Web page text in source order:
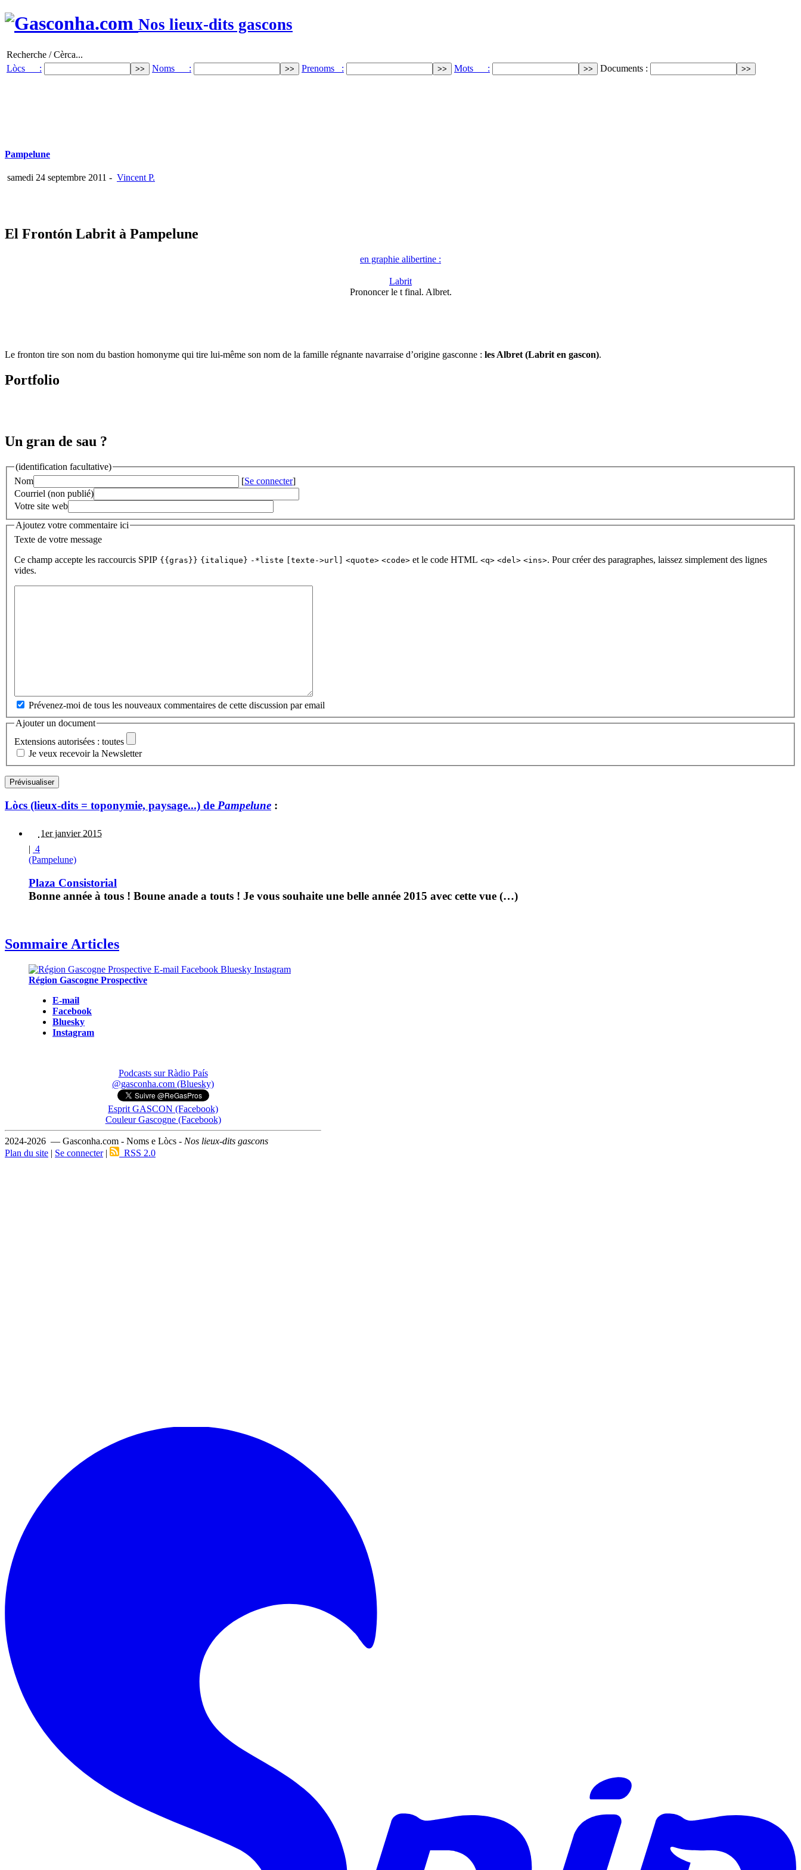
Nos lieux-dits gascons
Recherche / Cèrca...
Lòcs :
Noms : Prenoms : Mots : Documents :
Pampelune
samedi 24 septembre 2011 - Vincent P.
El Frontón Labrit à Pampelune
en graphie alibertine :
Labrit
Prononcer le t final. Albret.
Le fronton tire son nom du bastion homonyme qui tire lui-même son nom de la famille régnante navarraise d’origine gasconne : les Albret (Labrit en gascon).
Portfolio
Un gran de sau ?
(identification facultative)
Nom
[Se connecter]
Courriel (non publié)
Votre site web
Ajoutez votre commentaire ici
Texte de votre message
Ce champ accepte les raccourcis SPIP {{gras}} {italique} -*liste [texte->url] <quote> <code> et le code HTML <q> <del> <ins>. Pour créer des paragraphes, laissez simplement des lignes
vides.
Prévenez-moi de tous les nouveaux commentaires de cette discussion par email
Ajouter un document
Extensions autorisées : toutes
Je veux recevoir la Newsletter
Lòcs (lieux-dits = toponymie, paysage...) de Pampelune :
1er janvier 2015
| 4
(Pampelune)
Plaza Consistorial
Bonne année à tous ! Boune anade a touts ! Je vous souhaite une belle année 2015 avec cette vue (…)
Sommaire Articles
Région Gascogne Prospective
E-mail
Facebook
Bluesky
Instagram
Podcasts sur Ràdio País
@gasconha.com (Bluesky)
Esprit GASCON (Facebook)
Couleur Gascogne (Facebook)
2024-2026 — Gasconha.com - Noms e Lòcs - Nos lieux-dits gascons
Plan du site | Se connecter| RSS 2.0